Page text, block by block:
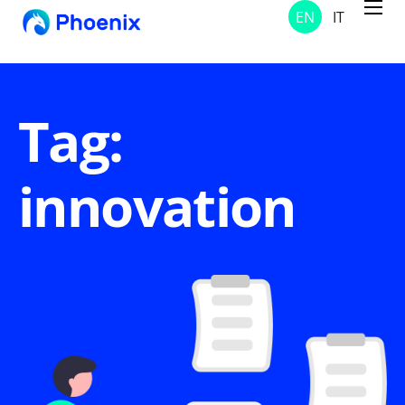
Services
About Us
Contacts
News and Notices
EN IT
Tag:
innovation